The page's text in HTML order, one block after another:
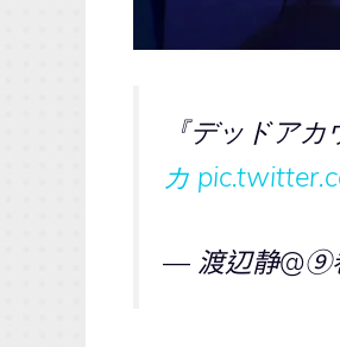
『デッドア
カ
— 渡辺静@⑨